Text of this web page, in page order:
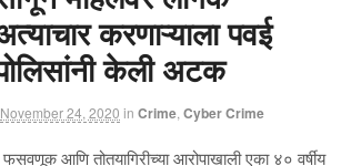
करणाऱ्याला पवई
केली अटक
November 24, 2020 in Crime Cyber Crime
फसवणूक आणि तोतयागिरीच्या आरोपाखाली एका ४० वर्षीय